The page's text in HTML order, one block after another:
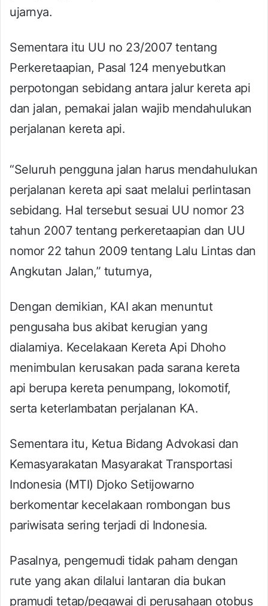
ujarnya.
Sementara itu UU no 23/2007 tentang
Perkeretaapian, Pasal 124 menyebutkan
perpotongan sebidang antara jalur kereta api
dan jalan, pemakai jalan wajib mendahulukan
perjalanan kereta api.
“Seluruh pengguna jalan harus mendahulukan
perjalanan kereta api saat melalui perlintasan
sebidang. Hal tersebut sesuai UU nomor 23
tahun 2007 tentang perkeretaapian dan UU
nomor 22 tahun 2009 tentang Lalu Lintas dan
Angkutan Jalan,” tuturnya,
Dengan demikian, KAI akan menuntut
pengusaha bus akibat kerugian yang
dialamiya. Kecelakaan Kereta Api Dhoho
menimbulan kerusakan pada sarana kereta
api berupa kereta penumpang, lokomotif,
serta keterlambatan perjalanan KA.
Sementara itu, Ketua Bidang Advokasi dan
Kemasyarakatan Masyarakat Transportasi
Indonesia (MTI) Djoko Setijowarno
berkomentar kecelakaan rombongan bus
pariwisata sering terjadi di Indonesia.
Pasalnya, pengemudi tidak paham dengan
rute yang akan dilalui lantaran dia bukan
pramudi tetap/pegawai di perusahaan otobus